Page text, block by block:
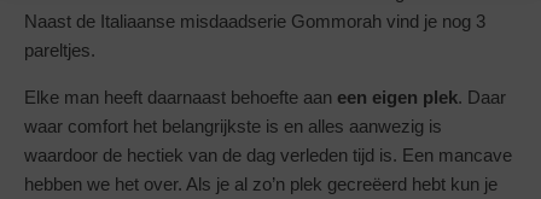
Naast de Italiaanse misdaadserie Gommorah vind je nog 3
pareltjes.
Elke man heeft daarnaast behoefte aan een eigen plek. Daar
waar comfort het belangrijkste is en alles aanwezig is
waardoor de hectiek van de dag verleden tijd is. Een mancave
hebben we het over. Als je al zo’n plek gecreëerd hebt kun je